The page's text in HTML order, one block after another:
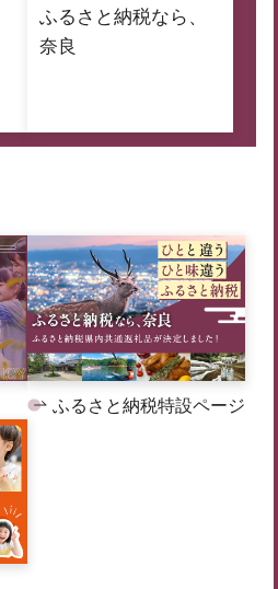
ふるさと納税なら、
奈良
ふるさと納税特設ページ